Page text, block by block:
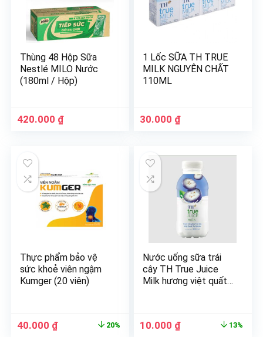
Thùng 48 Hộp Sữa
Nestlé MILO Nước
(180ml / Hộp)
420.000 ₫
1 Lốc SỮA TH TRUE
MILK NGUYÊN CHẤT
110ML
30.000 ₫
Thực phẩm bảo vệ
sức khoẻ viên ngậm
Kumger (20 viên)
40.000 ₫ 20%
Nước uống sữa trái
cây TH True Juice
Milk hương việt quất
10.000 ₫ 13%